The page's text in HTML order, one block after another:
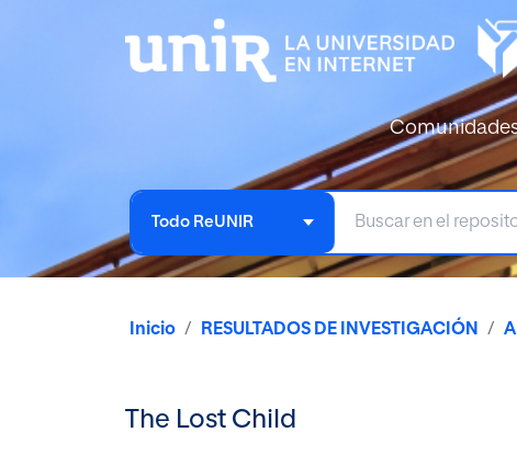
Todo ReUNIR
Inicio RESULTADOS DE INVESTIGACIÓN
The Lost Child